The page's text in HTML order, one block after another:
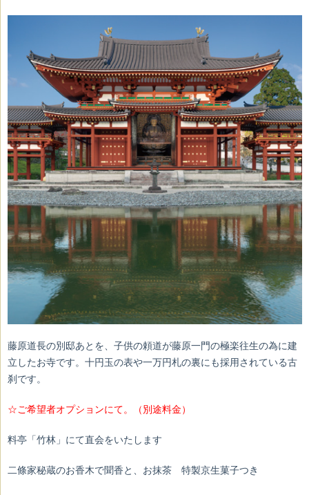
藤原道長の別邸あとを、 子供の頼道が藤原一門の極楽往生の為に建
立したお寺です。十円玉の表や一万円札の裏にも採用されている古
刹です。
☆ご希望者オプションにて。（別途料金）
料亭「竹林」にて直会をいたします
二條家秘蔵のお香木で聞香と、お抹茶 特製京生菓子つき